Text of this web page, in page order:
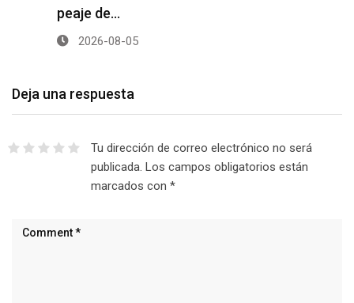
peaje de…
2026-08-05
Deja una respuesta
Tu dirección de correo electrónico no será
publicada. Los campos obligatorios están
marcados con *